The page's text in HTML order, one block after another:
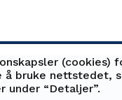
har
med
mars 2026,
å bruke nettstedet,
under “Detaljer”.